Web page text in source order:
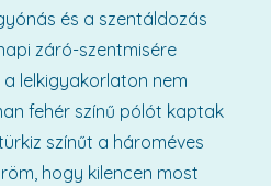
és a szentáldozás
záró-szentmisére
lelkigyakorlaton nem
fehér színű pólót kaptak
színűt a hároméves
hogy kilencen most